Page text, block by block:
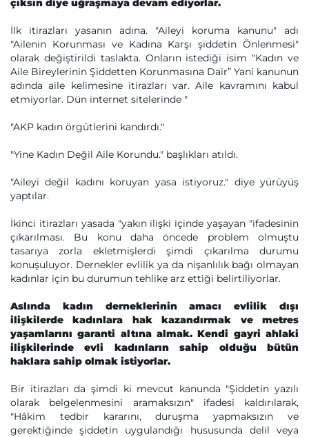
çıksın diye uğraşmaya devam ediyorlar.
İlk itirazları yasanın adına. "Aileyi koruma kanunu" adı
"Ailenin Korunması ve Kadına Karşı şiddetin Önlenmesi"
olarak değiştirildi taslakta. Onların istediği isim “Kadın ve
Aile Bireylerinin Şiddetten Korunmasına Dair” Yani kanunun
adında aile kelimesine itirazları var. Aile kavramını kabul
etmiyorlar. Dün internet sitelerinde "
"AKP kadın örgütlerini kandırdı."
"Yine Kadın Değil Aile Korundu." başlıkları atıldı.
"Aileyi değil kadını koruyan yasa istiyoruz." diye yürüyüş
yaptılar.
İkinci itirazları yasada "yakın ilişki içinde yaşayan "ifadesinin
çıkarılması. Bu konu daha öncede problem olmuştu
tasarıya zorla ekletmişlerdi şimdi çıkarılma durumu
konuşuluyor. Dernekler evlilik ya da nişanlılık bağı olmayan
kadınlar için bu durumun tehlike arz ettiği belirtiliyorlar.
Aslında kadın derneklerinin amacı evlilik dışı
ilişkilerde kadınlara hak kazandırmak ve metres
yaşamlarını garanti altına almak. Kendi gayri ahlaki
ilişkilerinde evli kadınların sahip olduğu bütün
haklara sahip olmak istiyorlar.
Bir itirazları da şimdi ki mevcut kanunda "Şiddetin yazılı
olarak belgelenmesini aramaksızın" ifadesi kaldırılarak,
"Hâkim tedbir kararını, duruşma yapmaksızın ve
gerektiğinde şiddetin uygulandığı hususunda delil veya